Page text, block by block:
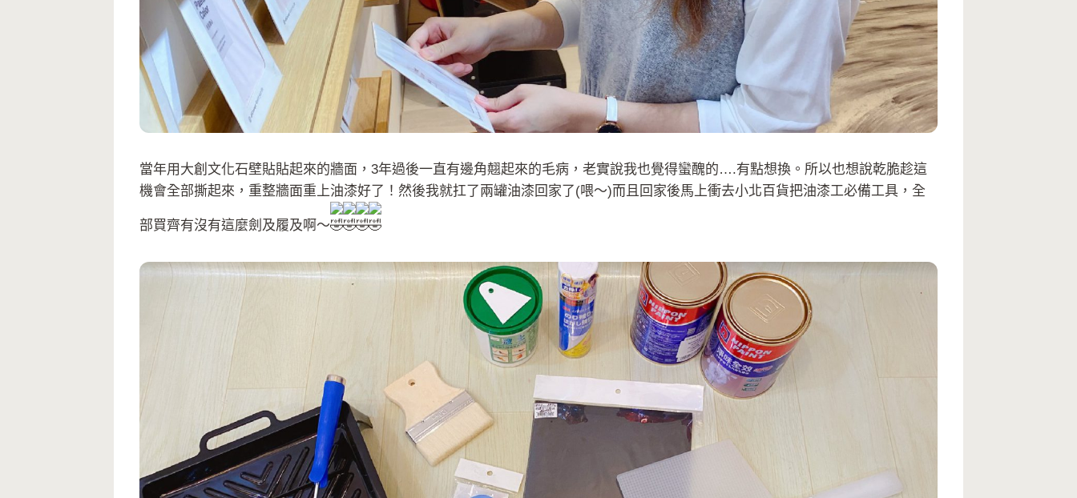
當年用大創文化石壁貼貼起來的牆面，3年過後一直有邊角翹起來的毛病，老實說我也覺得蠻醜的….有點想換。所以也想說乾脆趁這
機會全部撕起來，重整牆面重上油漆好了！然後我就扛了兩罐油漆回家了(喂～)而且回家後馬上衝去小北百貨把油漆工必備工具，全
部買齊有沒有這麼劍及履及啊～